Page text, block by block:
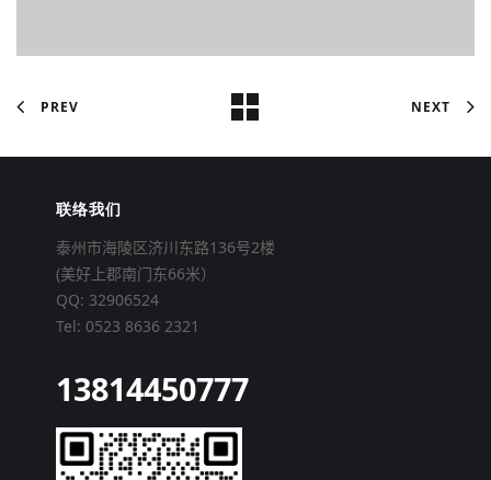
PREV NEXT
联络我们
泰州市海陵区济川东路136号2楼
(美好上郡南门东66米）
QQ: 32906524
Tel: 0523 8636 2321
13814450777